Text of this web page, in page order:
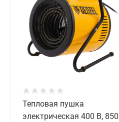
Тепловая пушка
электрическая 400 В, 850